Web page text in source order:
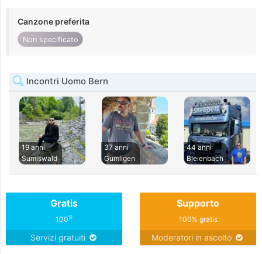
Canzone preferita
Non specificato
Incontri Uomo Bern
19 anni
Sumiswald
37 anni
Gumligen
44 anni
Bleienbach
Gratis
100%
Servizi gratuiti
Supporto
100% gratis
Moderatori in ascolto